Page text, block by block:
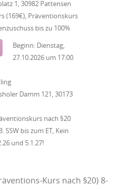
1, 30982 Pattensen
(169€), Präventionskurs
bis zu 100%
Beginn: Dienstag,
27.10.2026 um 17:00
Damm 121, 30173
nach §20
SSW bis zum ET, Kein
und 5.1.27!
Kurs nach §20) 8-